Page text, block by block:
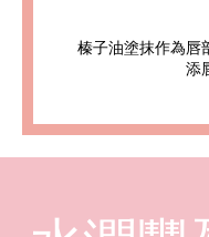
榛子油塗抹作為唇
添